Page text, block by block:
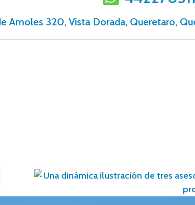
Amoles 320, Vista Dorada, Queretaro,